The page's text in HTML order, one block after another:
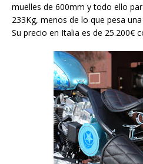
muelles de 600mm y todo ello
233Kg, menos de lo que pesa
Su precio en Italia es de 25.200€